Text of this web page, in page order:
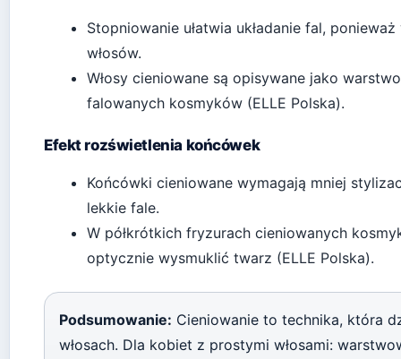
Stopniowanie ułatwia układanie fal,
włosów.
Włosy cieniowane są opisywane jako
falowanych kosmyków (ELLE Polska).
Efekt rozświetlenia końcówek
Końcówki cieniowane wymagają mniej
lekkie fale.
W półkrótkich fryzurach cieniowanych
optycznie wysmuklić twarz (ELLE Polska).
Podsumowanie: Cieniowanie to technika, która
włosach. Dla kobiet z prostymi włosami: